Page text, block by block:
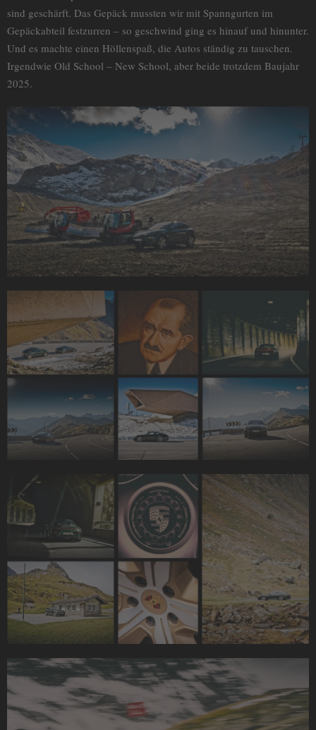
sind geschärft. Das Gepäck mussten wir mit Spanngurten im
Gepäckabteil festzurren – so geschwind ging es hinauf und hinunter.
Und es machte einen Höllenspaß, die Autos ständig zu tauschen.
Irgendwie Old School – New School, aber beide trotzdem Baujahr
2025.